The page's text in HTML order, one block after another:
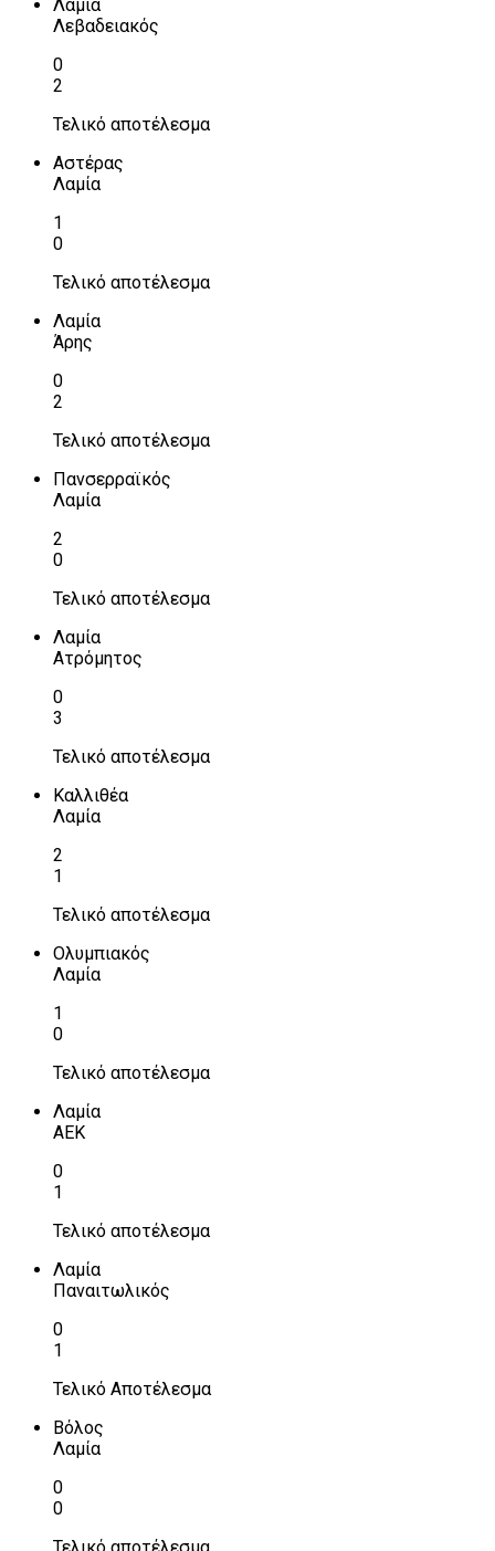
Λαμία
Λεβαδειακός
0
2
Τελικό αποτέλεσμα
Αστέρας
Λαμία
1
0
Τελικό αποτέλεσμα
Λαμία
Άρης
0
2
Τελικό αποτέλεσμα
Πανσερραϊκός
Λαμία
2
0
Τελικό αποτέλεσμα
Λαμία
Ατρόμητος
0
3
Τελικό αποτέλεσμα
Καλλιθέα
Λαμία
2
1
Τελικό αποτέλεσμα
Ολυμπιακός
Λαμία
1
0
Τελικό αποτέλεσμα
Λαμία
ΑΕΚ
0
1
Τελικό αποτέλεσμα
Λαμία
Παναιτωλικός
0
1
Τελικό Αποτέλεσμα
Βόλος
Λαμία
0
0